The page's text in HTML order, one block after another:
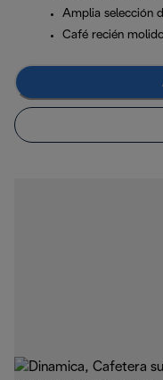
Amplia selección
Café recién